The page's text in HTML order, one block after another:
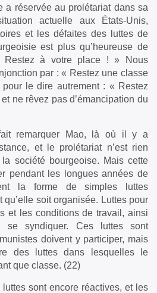
a réservée au prolétariat dans sa
actuelle aux États-Unis,
et les défaites des luttes de
est plus qu’heureuse de
à votre place ! » Nous
par : « Restez une classe
le dire autrement : « Restez
ne rêvez pas d’émancipation du
remarquer Mao, là où il y a
et le prolétariat n’est rien
la société bourgeoise. Mais cette
pendant les longues années de
la forme de simples luttes
soit organisée. Luttes pour
et les conditions de travail, ainsi
syndiquer. Ces luttes sont
doivent y participer, mais
des luttes dans lesquelles le
que classe. (22)
luttes sont encore réactives, et les